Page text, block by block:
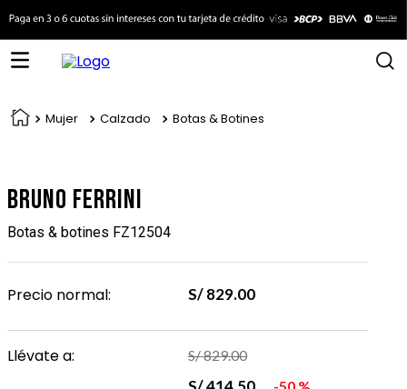
Mujer Calzado Botas & Botines
Bruno Ferrini
Botas & botines FZ12504
Precio normal: S/ 829.00
Llévate a: S/829.00
50 %